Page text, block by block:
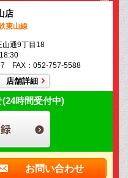
店
東山線
山通9丁目18
FAX：052-757-5588
店舗詳細
時間受付中)
お問い合わせ